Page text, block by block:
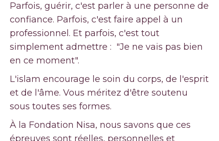
Parfois, guérir, c'est parler à une personne de
confiance. Parfois, c'est faire appel à un
professionnel. Et parfois, c'est tout
simplement admettre : "Je ne vais pas bien
en ce moment".
L'islam encourage le soin du corps, de l'esprit
et de l'âme. Vous méritez d'être soutenu
sous toutes ses formes.
À la Fondation Nisa, nous savons que ces
épreuves sont réelles, personnelles et